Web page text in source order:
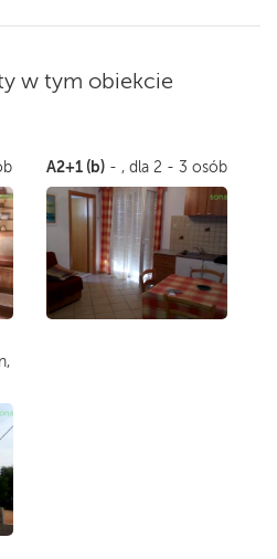
w tym obiekcie
A2+1 (b) - , dla 2 - 3 osób